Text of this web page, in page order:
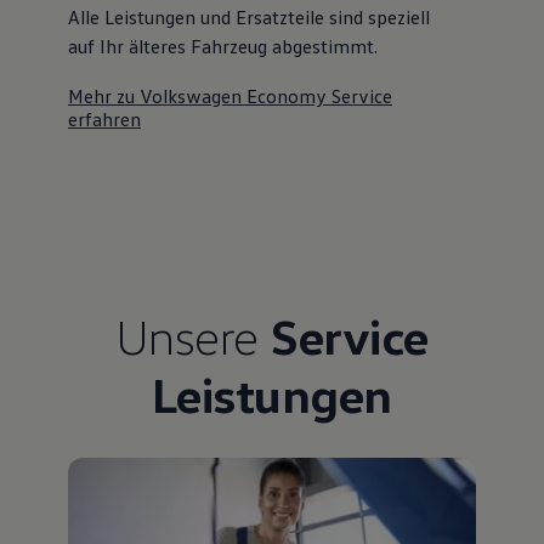
75 Jahre Bulli Jubiläum
Bulli Magazin
Fahrzeugabholung ab Werk
Alle Leistungen und Ersatzteile sind speziell
auf Ihr älteres Fahrzeug abgestimmt.
Mehr zu Volkswagen Economy Service
erfahren
Unsere Service
Leistungen